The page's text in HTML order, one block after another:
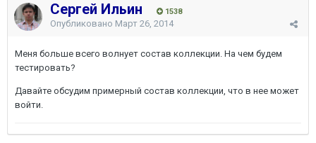
Сергей Ильин 1538
Опубликовано Март 26, 2014
Меня больше всего волнует состав коллекции. На чем будем
тестировать?
Давайте обсудим примерный состав коллекции, что в нее может
войти.